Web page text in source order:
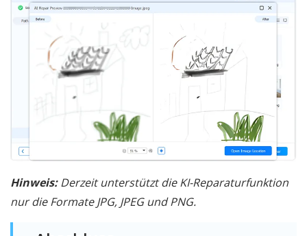
Hinweis:Derzeit unterstützt die KI-Reparaturfunktion
nur die Formate JPG, JPEG und PNG.